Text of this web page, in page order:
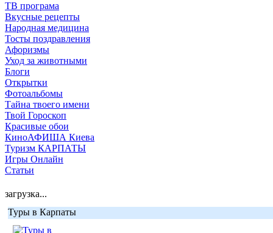
ТВ програма
Вкусные рецепты
Народная медицина
Тосты поздравления
Афоризмы
Уход за животными
Блоги
Открытки
Фотоальбомы
Тайна твоего имени
Твой Гороскоп
Красивые обои
КиноАФИША Киева
Туризм КАРПАТЫ
Игры Онлайн
Статьи
загрузка...
Туры в Карпаты